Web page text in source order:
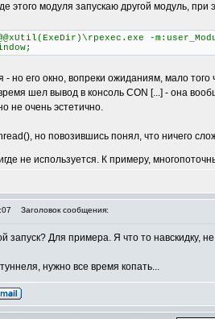
этого модуля запускаю другой модуль,
-
- но его окно, вопреки ожиданиям, мало
шел вывод в консоль CON [...] - она
не очень эстетично.
но повозившись понял, что ничего
не используется. К примеру,
Заголовок сообщения:
запуск? Для примера. Я что то навскидку,
нужно все время копать...